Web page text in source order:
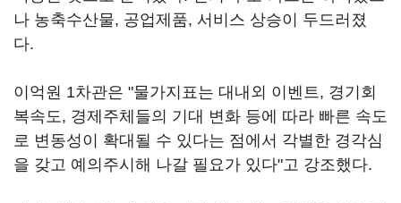
나 농축수산물, 공업제품, 서비스 상승이 두드러졌
다.
이억원 1차관은 "물가지표는 대내외 이벤트, 경기회
복속도, 경제주체들의 기대 변화 등에 따라 빠른 속도
로 변동성이 확대될 수 있다는 점에서 각별한 경각심
을 갖고 예의주시해 나갈 필요가 있다"고 강조했다.